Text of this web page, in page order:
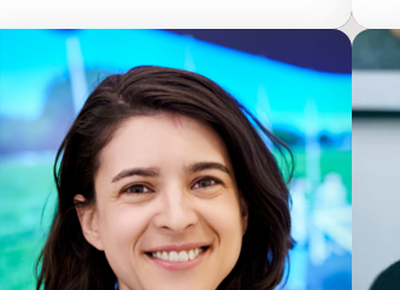
Expertises
Économie circulaire
Modèles d’affaires durables
Histoire des faits économiques
Gestion durable des ressources naturelles
Écologie industrielle
Aménagement durable du territoire
Développement régional
Coopératives
Télétravail en milieu rural francophone
Transition socio-écologique